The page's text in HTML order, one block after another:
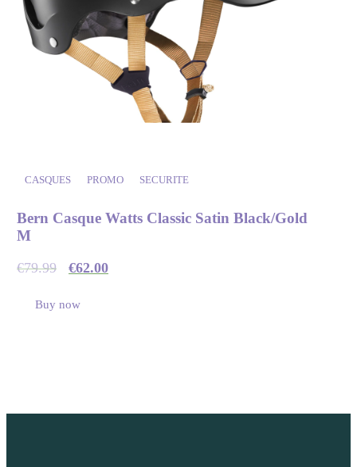
CASQUES PROMO SECURITE
Bern Casque Watts Classic Satin Black/Gold
M
€79.99 €62.00
Buy now